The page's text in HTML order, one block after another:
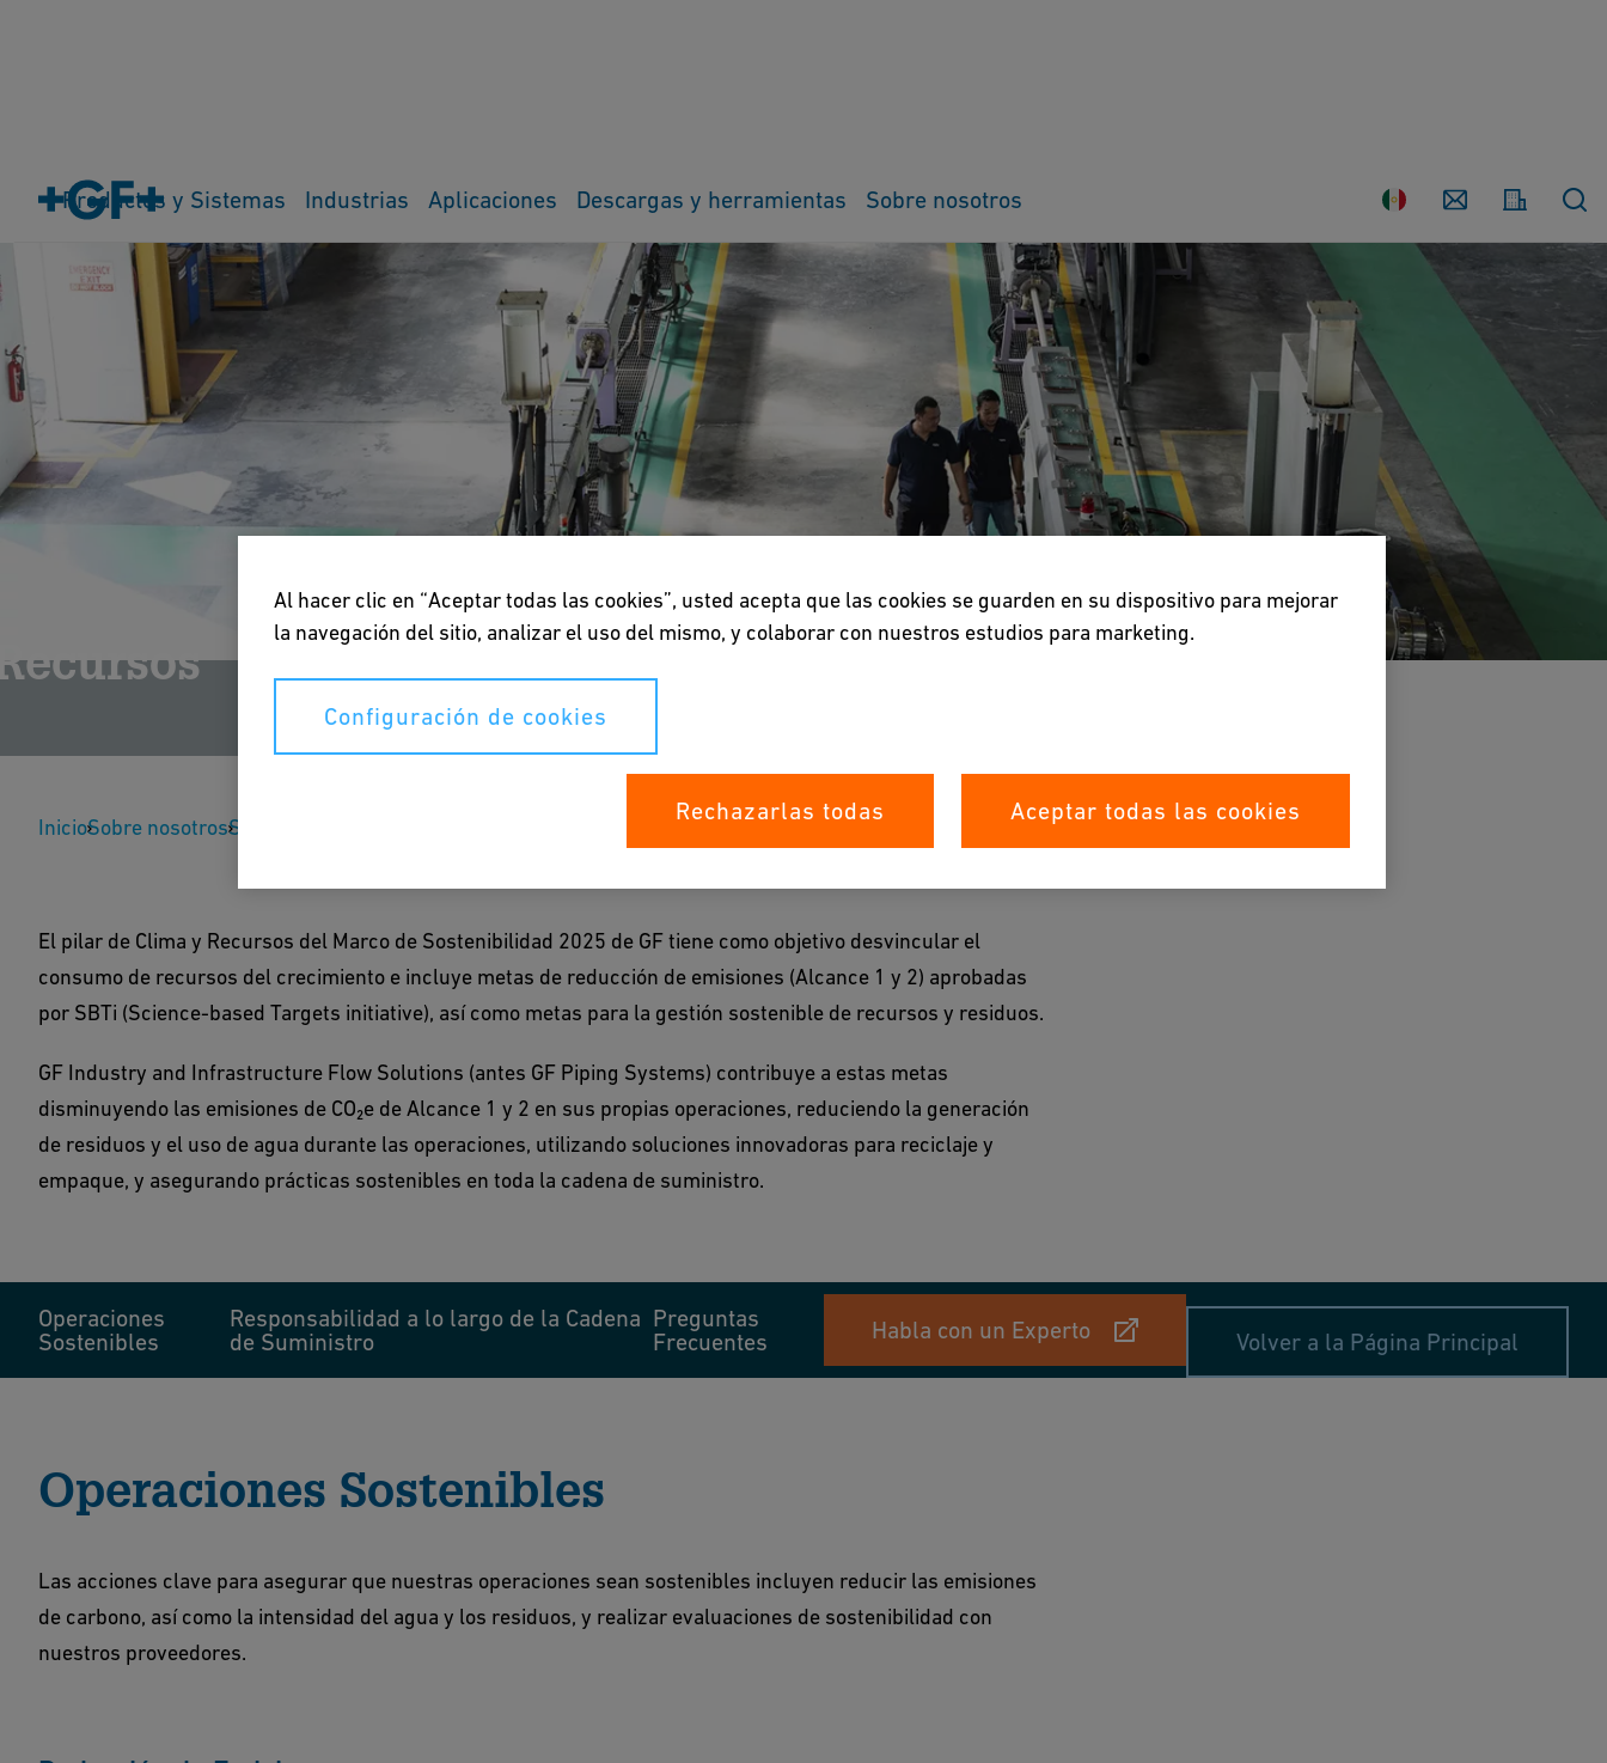
Contáctenos
Productos y Sistemas Industrias Aplicaciones Descargas y herramientas Sobre nosotros
InicioSobre nosotrosSostenibilidad
El pilar de Clima y Recursos del Marco de Sostenibilidad 2025 de GF tiene como objetivo desvincular el
consumo de recursos del crecimiento e incluye metas de reducción de emisiones (Alcance 1 y 2) aprobadas
por SBTi (Science-based Targets initiative), así como metas para la gestión sostenible de recursos y residuos.
GF Industry and Infrastructure Flow Solutions (antes GF Piping Systems) contribuye a estas metas
disminuyendo las emisiones de CO₂e de Alcance 1 y 2 en sus propias operaciones, reduciendo la generación
de residuos y el uso de agua durante las operaciones, utilizando soluciones innovadoras para reciclaje y
empaque, y asegurando prácticas sostenibles en toda la cadena de suministro.
Operaciones
Sostenibles
Responsabilidad a lo largo de la Cadena
de Suministro
Preguntas
Frecuentes
Habla con un Experto Volver a la Página Principal
Operaciones Sostenibles
Las acciones clave para asegurar que nuestras operaciones sean sostenibles incluyen reducir las emisiones
de carbono, así como la intensidad del agua y los residuos, y realizar evaluaciones de sostenibilidad con
nuestros proveedores.
Al hacer clic en “Aceptar todas las cookies”, usted acepta que las cookies se guarden en su dispositivo para mejorar
la navegación del sitio, analizar el uso del mismo, y colaborar con nuestros estudios para marketing.
Configuración de cookies
Rechazarlas todas Aceptar todas las cookies